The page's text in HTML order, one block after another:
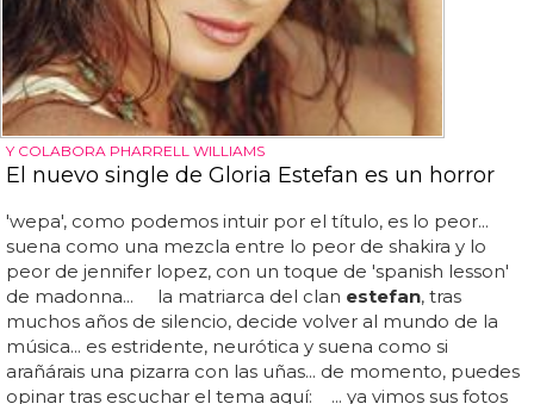
Y COLABORA PHARRELL WILLIAMS
El nuevo single de Gloria Estefan es un horror
'wepa', como podemos intuir por el título, es lo peor...
suena como una mezcla entre lo peor de shakira y lo
peor de jennifer lopez, con un toque de 'spanish lesson'
de madonna... la matriarca del clan estefan, tras
muchos años de silencio, decide volver al mundo de la
música... es estridente, neurótica y suena como si
arañárais una pizarra con las uñas... de momento, puedes
opinar tras escuchar el tema aquí: ... ya vimos sus fotos